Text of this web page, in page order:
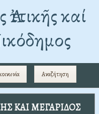
καί
Αναζήτηση
ΚΑΙ ΜΕΓΑΡΙΔΟΣ